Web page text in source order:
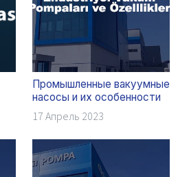
Промышленные вакуумные
насосы и их особенности
17 Апрель 2023